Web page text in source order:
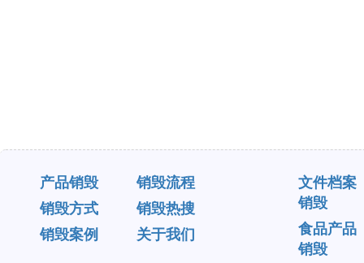
产品销毁
销毁流程
销毁方式
销毁热搜
销毁案例
关于我们
文件档案
销毁
食品产品
销毁